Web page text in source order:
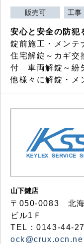
販売可 工事
安心と安全の防犯
錠前施工・メンテ
住宅解錠～カギ交
付 車両解錠～紛
他様々に解錠・メ
山下鍵店
〒050-0083 北
ビル1Ｆ
TEL：0143-44-